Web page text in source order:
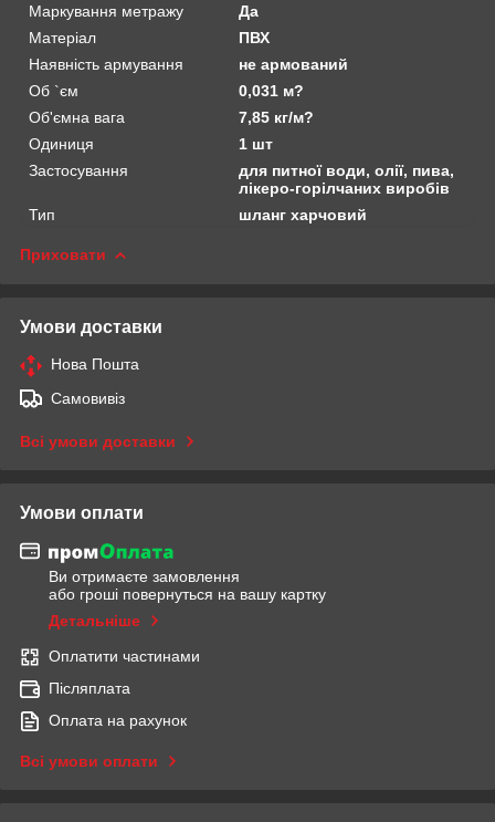
Маркування метражу
Да
Матеріал
ПВХ
Наявність армування
не армований
Об `єм
0,031 м?
Об'ємна вага
7,85 кг/м?
Одиниця
1 шт
Застосування
для питної води, олії, пива,
лікеро-горілчаних виробів
Тип
шланг харчовий
Приховати
Умови доставки
Нова Пошта
Самовивіз
Всі умови доставки
Умови оплати
Ви отримаєте замовлення
або гроші повернуться на вашу картку
Детальніше
Оплатити частинами
Післяплата
Оплата на рахунок
Всі умови оплати